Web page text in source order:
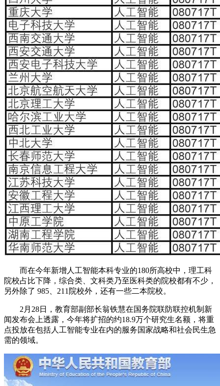
而在今年新增人工智能本科专业的180所高校中，理工科
院校占比下降，综合类、文科类乃至医科类的院校都有不少，
另外除了 985、211院校外，还有一些二本院校。
2月28日，教育部副部长翁铁慧在国务院联防联控机制新
闻发布会上透露，今年将扩招的约18.9万个研究生名额，将重
点投放在包括人工智能专业在内的服务国家战略和社会民生急
需的领域。